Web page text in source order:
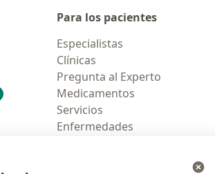
Para los pacientes
Especialistas
Clínicas
Pregunta al Experto
Medicamentos
Servicios
Enfermedades